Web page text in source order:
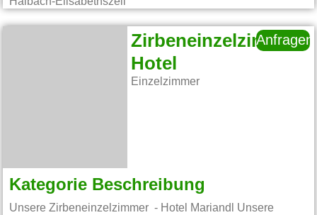
Zirbeneinzelzimmer
Hotel
Einzelzimmer
Anfragen
Kategorie Beschreibung
Unsere Zirbeneinzelzimmer - Hotel Mariandl Unsere